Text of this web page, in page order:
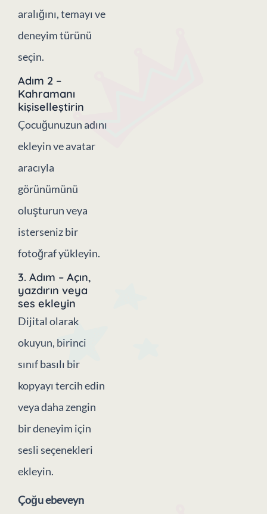
aralığını, temayı ve
deneyim türünü
seçin.
Adım 2 –
Kahramanı
kişiselleştirin
Çocuğunuzun adını
ekleyin ve avatar
aracıyla
görünümünü
oluşturun veya
isterseniz bir
fotoğraf yükleyin.
3. Adım – Açın,
yazdırın veya
ses ekleyin
Dijital olarak
okuyun, birinci
sınıf basılı bir
kopyayı tercih edin
veya daha zengin
bir deneyim için
sesli seçenekleri
ekleyin.
Çoğu ebeveyn